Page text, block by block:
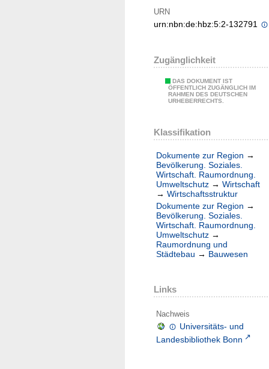
URN
urn:nbn:de:hbz:5:2-132791
Zugänglichkeit
DAS DOKUMENT IST
ÖFFENTLICH ZUGÄNGLICH IM
RAHMEN DES DEUTSCHEN
URHEBERRECHTS.
Klassifikation
Dokumente zur Region →
Bevölkerung. Soziales.
Wirtschaft. Raumordnung.
Umweltschutz → Wirtschaft
→ Wirtschaftsstruktur
Dokumente zur Region →
Bevölkerung. Soziales.
Wirtschaft. Raumordnung.
Umweltschutz →
Raumordnung und
Städtebau → Bauwesen
Links
Nachweis
Universitäts- und
Landesbibliothek Bonn